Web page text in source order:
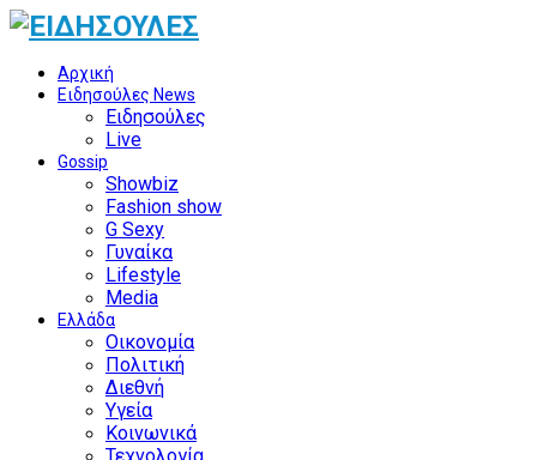
Αρχική
Ειδησούλες News
Ειδησούλες
Live
Gossip
Showbiz
Fashion show
G Sexy
Γυναίκα
Lifestyle
Media
Ελλάδα
Οικονομία
Πολιτική
Διεθνή
Υγεία
Κοινωνικά